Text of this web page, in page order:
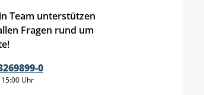
Team unterstützen
Fragen rund um
0
Uhr